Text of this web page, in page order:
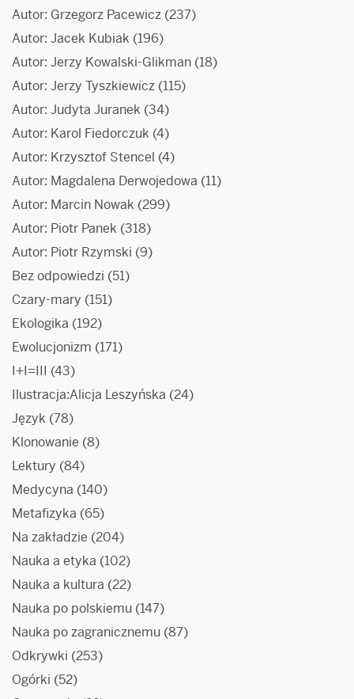
Autor: Grzegorz Pacewicz (237)
Autor: Jacek Kubiak (196)
Autor: Jerzy Kowalski-Glikman (18)
Autor: Jerzy Tyszkiewicz (115)
Autor: Judyta Juranek (34)
Autor: Karol Fiedorczuk (4)
Autor: Krzysztof Stencel (4)
Autor: Magdalena Derwojedowa (11)
Autor: Marcin Nowak (299)
Autor: Piotr Panek (318)
Autor: Piotr Rzymski (9)
Bez odpowiedzi (51)
Czary-mary (151)
Ekologika (192)
Ewolucjonizm (171)
I+I=III (43)
Ilustracja:Alicja Leszyńska (24)
Język (78)
Klonowanie (8)
Lektury (84)
Medycyna (140)
Metafizyka (65)
Na zakładzie (204)
Nauka a etyka (102)
Nauka a kultura (22)
Nauka po polskiemu (147)
Nauka po zagranicznemu (87)
Odkrywki (253)
Ogórki (52)